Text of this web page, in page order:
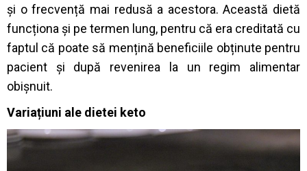
și o frecvență mai redusă a acestora. Această dietă
funcționa și pe termen lung, pentru că era creditată cu
faptul că poate să mențină beneficiile obținute pentru
pacient și după revenirea la un regim alimentar
obișnuit.
Variațiuni ale dietei keto